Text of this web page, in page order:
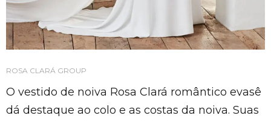
ROSA CLARÁ GROUP
O vestido de noiva Rosa Clará romântico evasê
dá destaque ao colo e as costas da noiva. Suas